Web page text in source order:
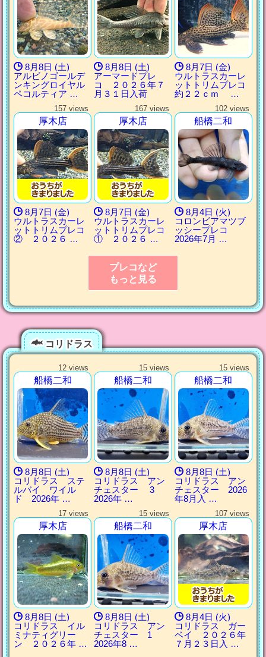
8月8日 (土)
アルビノゴールデ
ンキングロイヤル
ペコルティア …
8月8日 (土)
アーマードプレ
コ ２０２６年７
月３１日入荷
8月7日 (金)
ウルトラスカーレ
ットトリムプレコ
約２２ｃｍ …
157 views
厚木店
8月7日 (金)
ウルトラスカーレ
ットトリムプレコ
② ２０２６ …
167 views
厚木店
8月7日 (金)
ウルトラスカーレ
ットトリムプレコ
① ２０２６ …
102 views
船橋二和
8月4日 (火)
コロンビアマツブ
ッシープレコ
2026年7月 …
プレコなど
もっと見る
コリドラス
12 views
船橋二和
8月8日 (土)
コリドラス ステ
ルバイ ワイル
ド 2026年 …
15 views
船橋二和
8月8日 (土)
コリドラス アン
チェスター 3
2026年 …
15 views
船橋二和
8月8日 (土)
コリドラス アン
チェスター 2026
年8月入 …
17 views
厚木店
8月8日 (土)
コリドラス イル
ミナティグリー
ン ２０２６年 …
15 views
船橋二和
8月8日 (土)
コリドラス アン
チェスター 1
2026年8 …
107 views
厚木店
8月4日 (火)
コリドラス ガー
ベイ ２０２６年
７月２３日入 …